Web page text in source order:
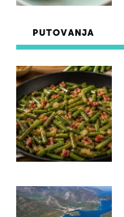
PUTOVANJA